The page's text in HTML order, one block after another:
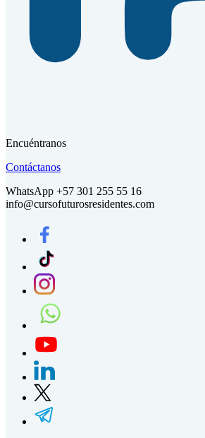
Encuéntranos
Contáctanos
WhatsApp +57 301 255 55 16
info@cursofuturosresidentes.com